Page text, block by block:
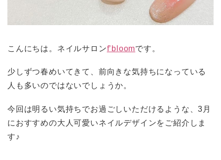
こんにちは。ネイルサロンf’bloomです。
少しずつ春めいてきて、前向きな気持ちになっている
人も多いのではないでしょうか。
今回は明るい気持ちでお過ごしいただけるような、3月
におすすめの大人可愛いネイルデザインをご紹介しま
す♪